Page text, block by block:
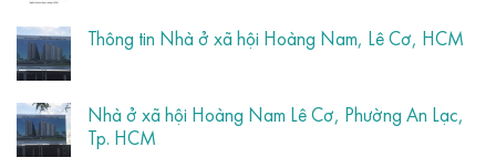
Thông tin Nhà ở xã hội Hoàng Nam, Lê Cơ, HCM
Nhà ở xã hội Hoàng Nam Lê Cơ, Phường An Lạc,
Tp. HCM